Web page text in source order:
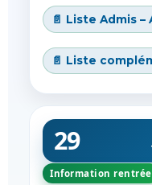
📄 Liste Admis –
📄 Liste
29
Information rentrée